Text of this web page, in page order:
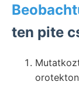
ten pite